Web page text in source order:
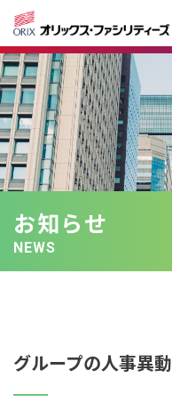
お知らせ
NEWS
グループの人事異動